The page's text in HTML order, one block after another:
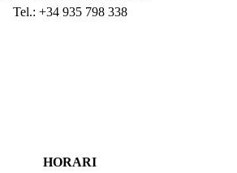
Tel.: +34 935 798 338
HORARI